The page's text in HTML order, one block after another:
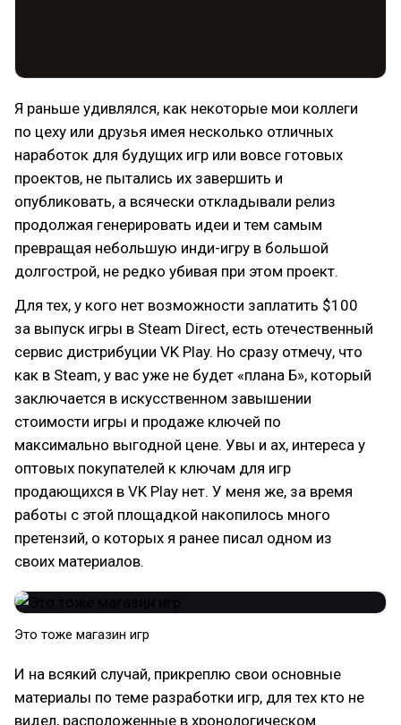
Я раньше удивлялся, как некоторые мои коллеги
по цеху или друзья имея несколько отличных
наработок для будущих игр или вовсе готовых
проектов, не пытались их завершить и
опубликовать, а всячески откладывали релиз
продолжая генерировать идеи и тем самым
превращая небольшую инди-игру в большой
долгострой, не редко убивая при этом проект.
Для тех, у кого нет возможности заплатить $100
за выпуск игры в Steam Direct, есть отечественный
сервис дистрибуции VK Play. Но сразу отмечу, что
как в Steam, у вас уже не будет «плана Б», который
заключается в искусственном завышении
стоимости игры и продаже ключей по
максимально выгодной цене. Увы и ах, интереса у
оптовых покупателей к ключам для игр
продающихся в VK Play нет. У меня же, за время
работы с этой площадкой накопилось много
претензий, о которых я ранее писал одном из
своих материалов.
Это тоже магазин игр
И на всякий случай, прикреплю свои основные
материалы по теме разработки игр, для тех кто не
видел, расположенные в хронологическом